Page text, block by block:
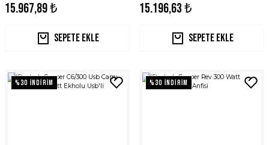
15.967,89 ₺
Sepete Ekle
15.196,63 ₺
Sepete Ekle
%30 İNDİRİM %30 İNDİRİM